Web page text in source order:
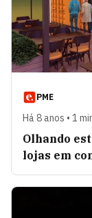
PME
Há 8 anos • 1
Olhando
lojas em